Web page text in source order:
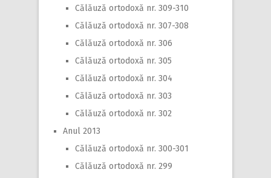
Călăuză ortodoxă nr. 309-310
Călăuză ortodoxă nr. 307-308
Călăuză ortodoxă nr. 306
Călăuză ortodoxă nr. 305
Călăuză ortodoxă nr. 304
Călăuză ortodoxă nr. 303
Călăuză ortodoxă nr. 302
Anul 2013
Călăuză ortodoxă nr. 300-301
Călăuză ortodoxă nr. 299